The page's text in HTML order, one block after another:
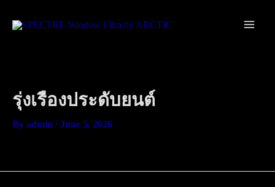
to
รุ่งเรืองประดับยนต์
By admin /June 5, 2026